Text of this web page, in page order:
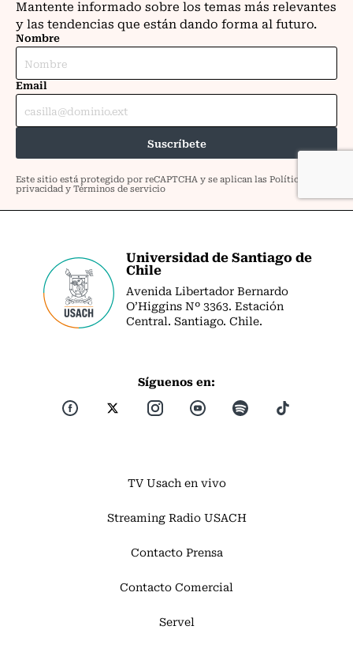
Universidad de Santiago de
Chile
Avenida Libertador Bernardo
O’Higgins Nº 3363. Estación
Central. Santiago. Chile.
Síguenos en:
TV Usach en vivo
Streaming Radio USACH
Contacto Prensa
Contacto Comercial
Servel